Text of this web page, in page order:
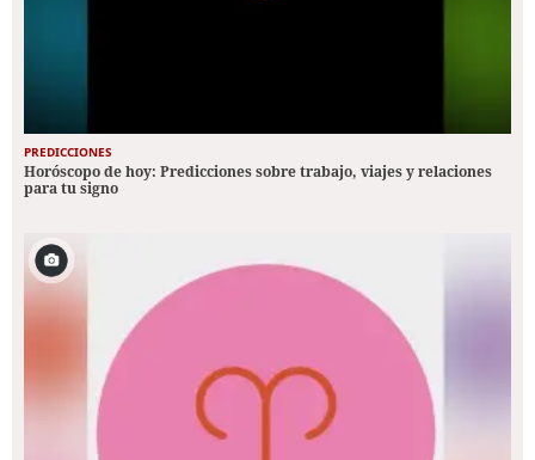
PREDICCIONES
Horóscopo de hoy: Predicciones sobre trabajo, viajes y relaciones
para tu signo